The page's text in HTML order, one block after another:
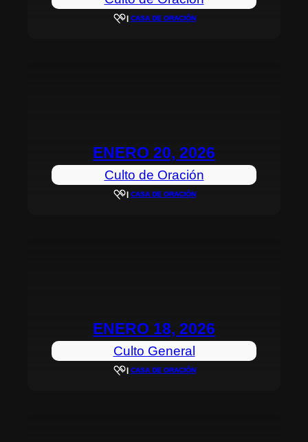
| CASA DE ORACIÓN
ENERO 20, 2026
Culto de Oración
| CASA DE ORACIÓN
ENERO 18, 2026
Culto General
| CASA DE ORACIÓN